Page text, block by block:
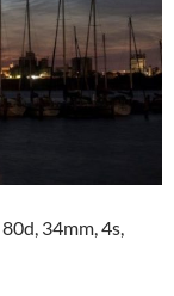
34mm, 4s,